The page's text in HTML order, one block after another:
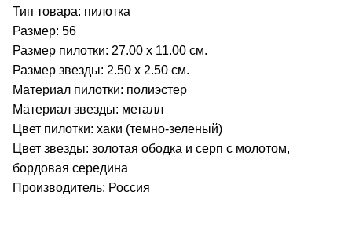
Тип товара: пилотка
Размер: 56
Размер пилотки: 27.00 х 11.00 см.
Размер звезды: 2.50 х 2.50 см.
Материал пилотки: полиэстер
Материал звезды: металл
Цвет пилотки: хаки (темно-зеленый)
Цвет звезды: золотая ободка и серп с молотом,
бордовая середина
Производитель: Россия